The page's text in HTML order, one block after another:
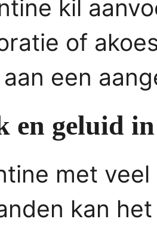
kil
of
een
en geluid
met
kan